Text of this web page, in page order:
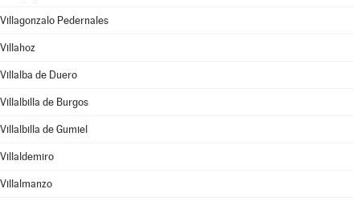
Villagonzalo Pedernales
Villahoz
Villalba de Duero
Villalbilla de Burgos
Villalbilla de Gumiel
Villaldemiro
Villalmanzo